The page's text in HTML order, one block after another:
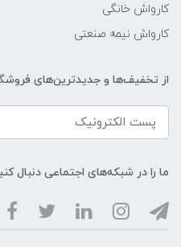
کارواش خانگی
کارواش نیمه صنعتی
از تخفیف‌ها و جدیدترین‌های
ما را در شبکه‌های اجتماعی دنبال